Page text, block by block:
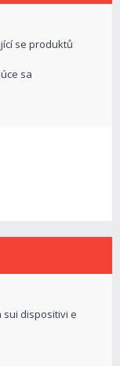
se produktů
sa
dispositivi e